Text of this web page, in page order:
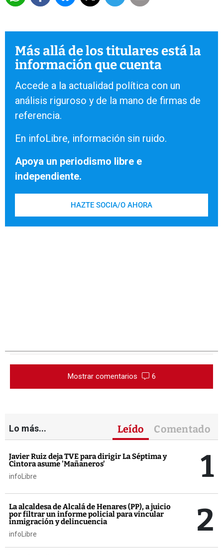
Más allá de los titulares está la
información que cuenta
Accede a la actualidad política con un
análisis riguroso y de la mano de firmas de
referencia.
En infoLibre, información sin ruido.
Apoya un periodismo libre e
independiente.
HAZTE SOCIA/O AHORA
Mostrar comentarios 6
Lo más... Leído Comentado
Javier Ruiz deja TVE para dirigir La Séptima y
Cintora asume 'Mañaneros'
infoLibre 1
La alcaldesa de Alcalá de Henares (PP), a juicio
por filtrar un informe policial para vincular
inmigración y delincuencia
infoLibre 2